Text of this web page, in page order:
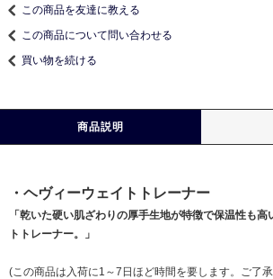
この商品を友達に教える
この商品について問い合わせる
買い物を続ける
商品説明
・ヘヴィーウェイトトレーナー
「乾いた硬い肌ざわりの厚手生地が特徴で保温性も
トトレーナー。」
(この商品は入荷に1～7日ほど時間を要します。ご了承